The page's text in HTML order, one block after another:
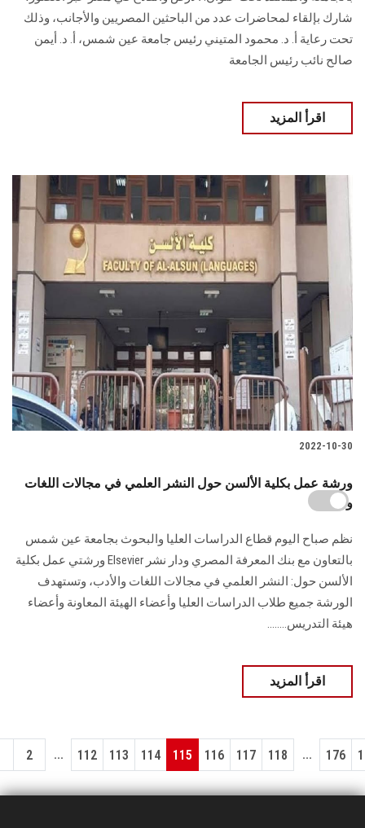
شارك بإلقاء لمحاضرات عدد من الباحثين المصريين والأجانب، وذلك
تحت رعاية أ. د. محمود المتيني رئيس جامعة عين شمس، أ. د. أيمن
صالح نائب رئيس الجامعة
اقرأ المزيد
2022-10-30
ورشة عمل بكلية الألسن حول النشر العلمي في مجالات اللغات
والأدب
نظم صباح اليوم قطاع الدراسات العليا والبحوث بجامعة عين شمس
بالتعاون مع بنك المعرفة المصري ودار نشر Elsevier ورشتي عمل بكلية
الألسن حول: النشر العلمي في مجالات اللغات والأدب، وتستهدف
الورشة جميع طلاب الدراسات العليا وأعضاء الهيئة المعاونة وأعضاء
هيئة التدريس........
اقرأ المزيد
2 ... 112 113 114 115 116 117 118 ... 176